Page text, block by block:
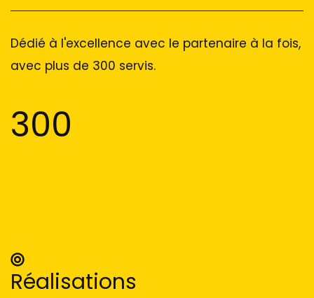
Dédié à l'excellence avec le partenaire à la fois,
avec plus de 300 servis.
300
Réalisations